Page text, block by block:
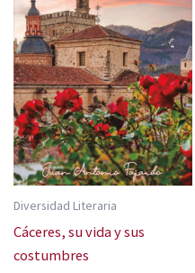
Diversidad Literaria
Cáceres, su vida y sus
costumbres